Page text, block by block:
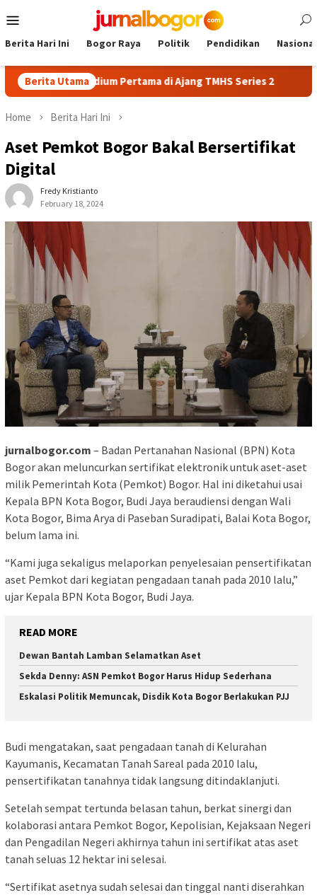
to
Menu
Berita Hari Ini Bogor Raya Politik Pendidikan Nasional
Berita Utama
Raih Podium Pertama di Ajang TMHS Series 2 AFKAB
Home Berita Hari Ini
Aset Pemkot Bogor Bakal Bersertifikat
Digital
Fredy Kristianto
February 18, 2024
jurnalbogor.com – Badan Pertanahan Nasional (BPN) Kota
Bogor akan meluncurkan sertifikat elektronik untuk aset-aset
milik Pemerintah Kota (Pemkot) Bogor. Hal ini diketahui usai
Kepala BPN Kota Bogor, Budi Jaya beraudiensi dengan Wali
Kota Bogor, Bima Arya di Paseban Suradipati, Balai Kota Bogor,
belum lama ini.
“Kami juga sekaligus melaporkan penyelesaian pensertifikatan
aset Pemkot dari kegiatan pengadaan tanah pada 2010 lalu,”
ujar Kepala BPN Kota Bogor, Budi Jaya.
READ MORE
Dewan Bantah Lamban Selamatkan Aset
Sekda Denny: ASN Pemkot Bogor Harus Hidup Sederhana
Eskalasi Politik Memuncak, Disdik Kota Bogor Berlakukan PJJ
Budi mengatakan, saat pengadaan tanah di Kelurahan
Kayumanis, Kecamatan Tanah Sareal pada 2010 lalu,
pensertifikatan tanahnya tidak langsung ditindaklanjuti.
Setelah sempat tertunda belasan tahun, berkat sinergi dan
kolaborasi antara Pemkot Bogor, Kepolisian, Kejaksaan Negeri
dan Pengadilan Negeri akhirnya tahun ini sertifikat atas aset
tanah seluas 12 hektar ini selesai.
“Sertifikat asetnya sudah selesai dan tinggal nanti diserahkan